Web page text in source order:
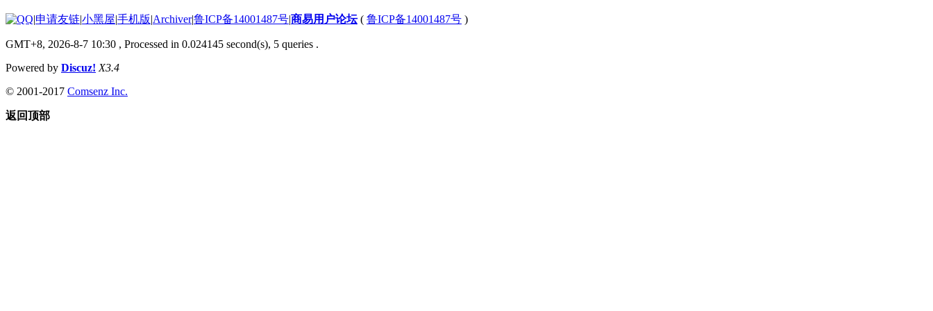
|申请友链|小黑屋|手机版|Archiver|鲁ICP备14001487号|商易用户论坛( 鲁ICP备14001487号 )
GMT+8, 2026-8-7 10:30 , Processed in 0.024145 second(s), 5 queries .
Powered by Discuz! X3.4
© 2001-2017 Comsenz Inc.
返回顶部